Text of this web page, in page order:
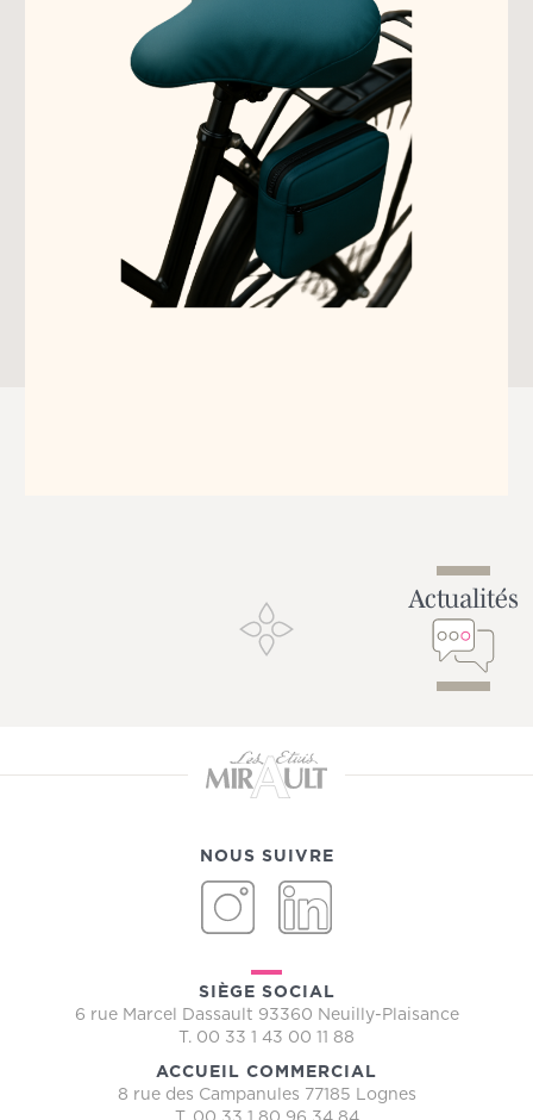
Actualités
SIÈGE SOCIAL
6 rue Marcel Dassault 93360 Neuilly-Plaisance
T. 00 33 1 43 00 11 88
ACCUEIL COMMERCIAL
8 rue des Campanules 77185 Lognes
NOUS SUIVRE
INSTAGRAM